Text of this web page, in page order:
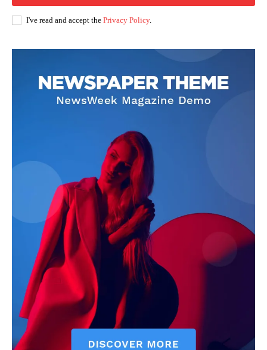
I've read and accept the Privacy Policy.